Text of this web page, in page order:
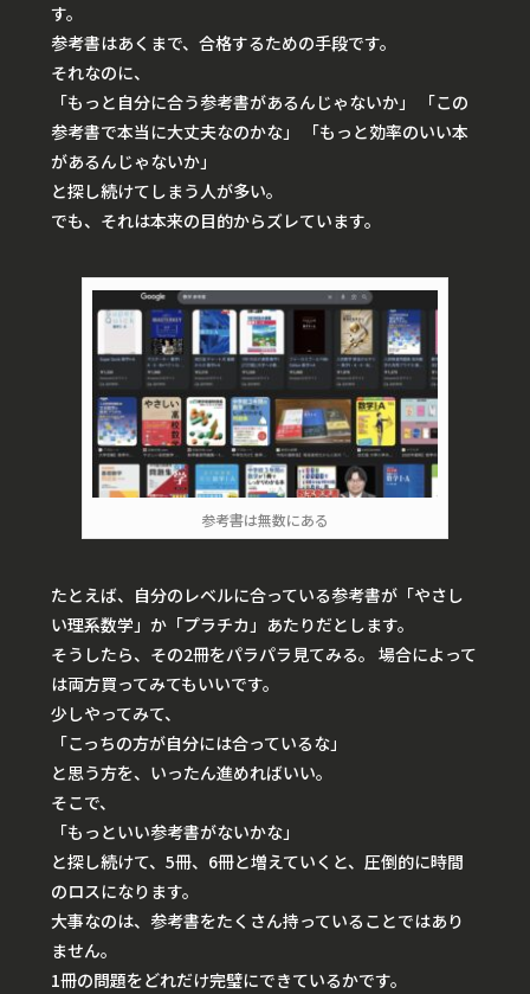
す。
参考書はあくまで、合格するための手段です。
それなのに、
「もっと自分に合う参考書があるんじゃないか」 「この
参考書で本当に大丈夫なのかな」 「もっと効率のいい本
があるんじゃないか」
と探し続けてしまう人が多い。
でも、それは本来の目的からズレています。
参考書は無数にある
たとえば、自分のレベルに合っている参考書が「やさし
い理系数学」か「プラチカ」あたりだとします。
そうしたら、その2冊をパラパラ見てみる。 場合によって
は両方買ってみてもいいです。
少しやってみて、
「こっちの方が自分には合っているな」
と思う方を、いったん進めればいい。
そこで、
「もっといい参考書がないかな」
と探し続けて、5冊、6冊と増えていくと、圧倒的に時間
のロスになります。
大事なのは、参考書をたくさん持っていることではあり
ません。
1冊の問題をどれだけ完璧にできているかです。